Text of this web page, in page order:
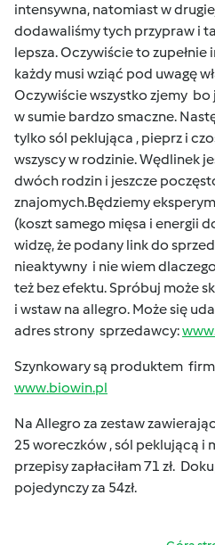
intensywna, natomiast w
dodawaliśmy tych przypraw i
lepsza. Oczywiście to
każdy musi wziąć pod uwagę
Oczywiście wszystko zjemy
w sumie bardzo smaczne.
tylko sól peklująca , pieprz i
wszyscy w rodzinie. Wędlinek
dwóch rodzin i jeszcze
znajomych.Będziemy
(koszt samego mięsa i energii
widzę, że podany link do
nieaktywny i nie wiem
też bez efektu. Spróbuj może
i wstaw na allegro. Może się
adres strony sprzedawcy:
Szynkowary są produktem
www.biowin.pl
Na Allegro za zestaw
25 woreczków , sól peklującą i
przepisy zapłaciłam 71 zł.
pojedynczy za 54zł.